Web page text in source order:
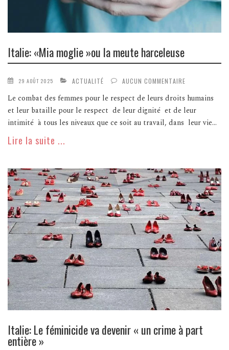
Italie: «Mia moglie »ou la meute harceleuse
29 AOÛT 2025 ACTUALITÉ AUCUN COMMENTAIRE
Le combat des femmes pour le respect de leurs droits humains
et leur bataille pour le respect de leur dignité et de leur
intimité à tous les niveaux que ce soit au travail, dans leur vie...
Lire la suite ...
Italie: Le féminicide va devenir « un crime à part
entière »